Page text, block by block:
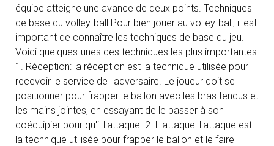
équipe atteigne une avance de deux points. Techniques
de base du volley-ball Pour bien jouer au volley-ball, il est
important de connaître les techniques de base du jeu.
Voici quelques-unes des techniques les plus importantes:
1. Réception: la réception est la technique utilisée pour
recevoir le service de l'adversaire. Le joueur doit se
positionner pour frapper le ballon avec les bras tendus et
les mains jointes, en essayant de le passer à son
coéquipier pour qu'il l'attaque. 2. L'attaque: l'attaque est
la technique utilisée pour frapper le ballon et le faire